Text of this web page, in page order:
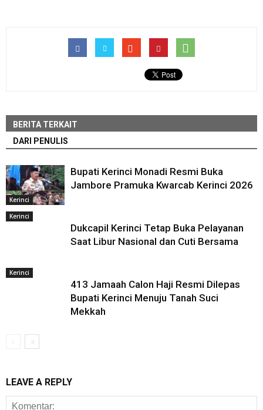
BERITA TERKAIT
DARI PENULIS
Kerinci
Bupati Kerinci Monadi Resmi Buka
Jambore Pramuka Kwarcab Kerinci 2026
Kerinci
Dukcapil Kerinci Tetap Buka Pelayanan
Saat Libur Nasional dan Cuti Bersama
Kerinci
413 Jamaah Calon Haji Resmi Dilepas
Bupati Kerinci Menuju Tanah Suci
Mekkah
LEAVE A REPLY